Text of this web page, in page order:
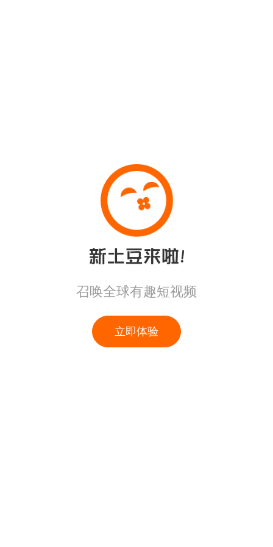
召唤全球有趣短视频
立即体验